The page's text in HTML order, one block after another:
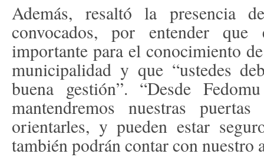
Además, resaltó la presencia
convocados, por entender que
importante para el conocimiento
municipalidad y que “ustedes
buena gestión”. “Desde
mantendremos nuestras
orientarles, y pueden estar
también podrán contar con nuestro